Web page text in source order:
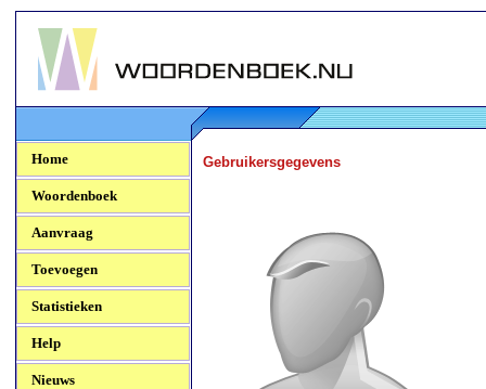
Woordenboek.NU
Home
Woordenboek
Aanvraag
Toevoegen
Statistieken
Help
Nieuws
Gebruikersgegevens